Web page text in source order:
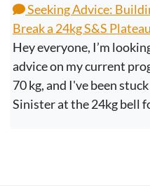
Seeking Advice:
Break a 24kg S&S
Hey everyone, I’m
advice on my current
70 kg, and I've been
Sinister at the 24kg bell